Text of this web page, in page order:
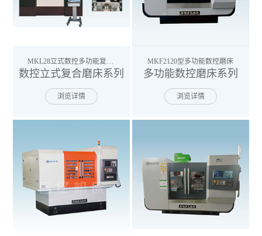
MKL28立式数控多功能复合磨床
数控立式复合磨床系列
浏览详情
MKF2120型多功能数控磨床
多功能数控磨床系列
浏览详情